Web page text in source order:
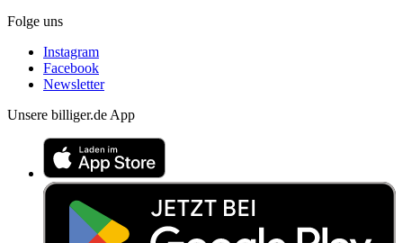
Folge uns
Instagram
Facebook
Newsletter
Unsere billiger.de App